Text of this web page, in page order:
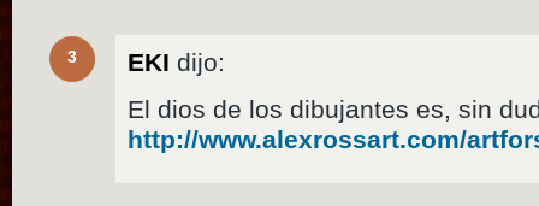
3 EKI dijo:
El dios de los dibujantes es, sin
http://www.alexrossart.com/